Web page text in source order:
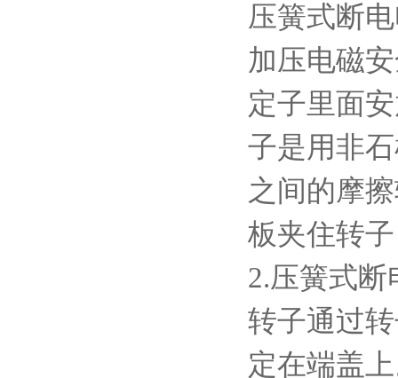
压簧式断
加压电磁
定子里面
子是用非
之间的摩
板夹住转
2.压簧式断
转子通过
定在端盖